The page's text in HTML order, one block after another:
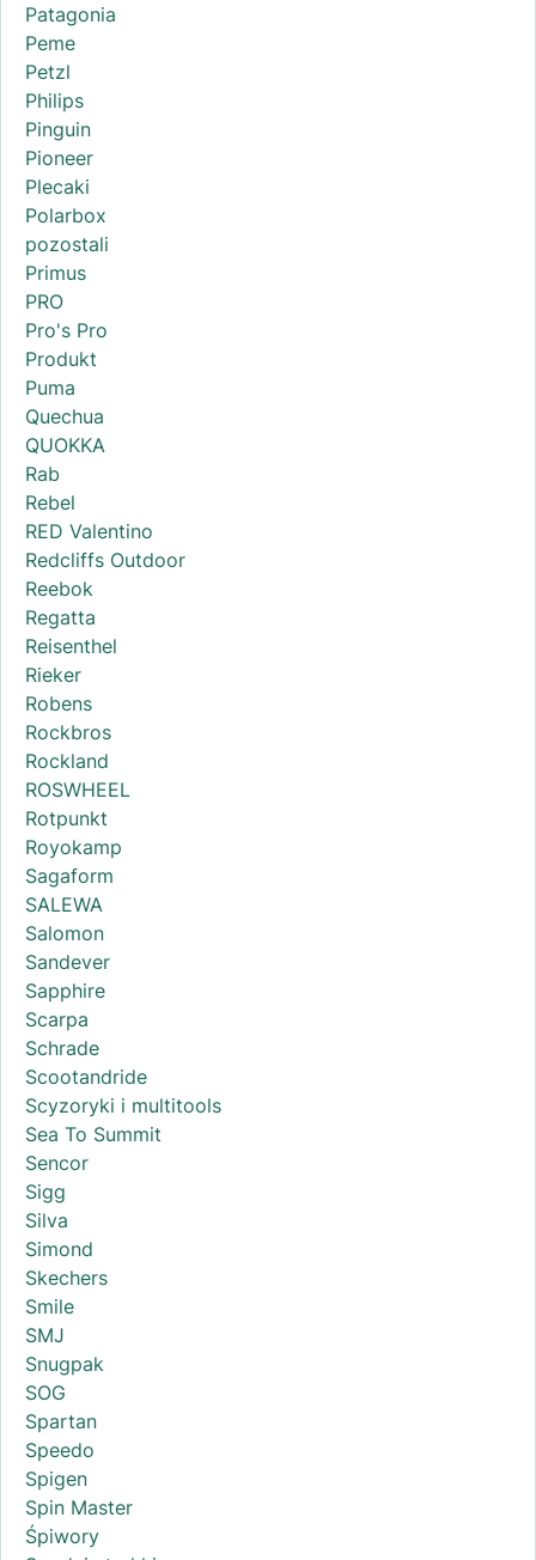
Patagonia
Peme
Petzl
Philips
Pinguin
Pioneer
Plecaki
Polarbox
pozostali
Primus
PRO
Pro's Pro
Produkt
Puma
Quechua
QUOKKA
Rab
Rebel
RED Valentino
Redcliffs Outdoor
Reebok
Regatta
Reisenthel
Rieker
Robens
Rockbros
Rockland
ROSWHEEL
Rotpunkt
Royokamp
Sagaform
SALEWA
Salomon
Sandever
Sapphire
Scarpa
Schrade
Scootandride
Scyzoryki i multitools
Sea To Summit
Sencor
Sigg
Silva
Simond
Skechers
Smile
SMJ
Snugpak
SOG
Spartan
Speedo
Spigen
Spin Master
Śpiwory